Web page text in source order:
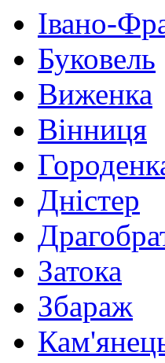
Івано-
Буковель
Виженка
Вінниця
Дністер
Затока
Збараж